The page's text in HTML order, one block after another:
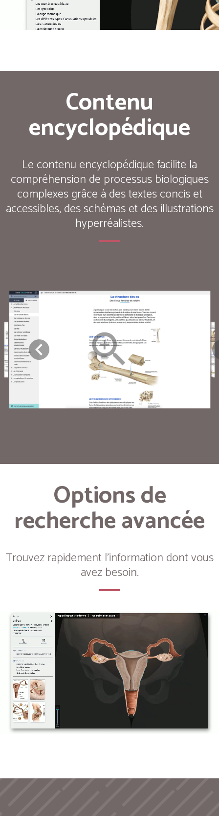
Contenu
encyclopédique
Le contenu encyclopédique facilite la
compréhension de processus biologiques
complexes grâce à des textes concis et
accessibles, des schémas et des illustrations
hyperréalistes.
Options de
recherche avancée
Trouvez rapidement l'information dont vous
avez besoin.